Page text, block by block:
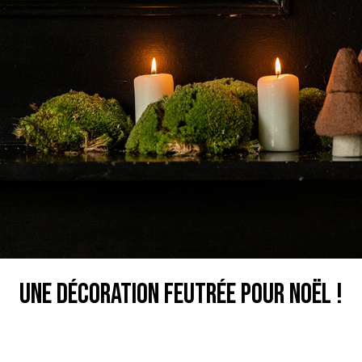
Une décoration feutrée pour Noël !